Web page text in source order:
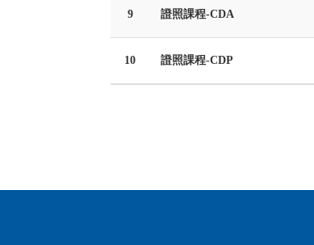
9 證照課程-CDA
10 證照課程-CDP